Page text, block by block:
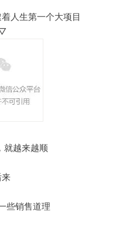
人生第一个大项目
就越来越顺
来
些销售道理